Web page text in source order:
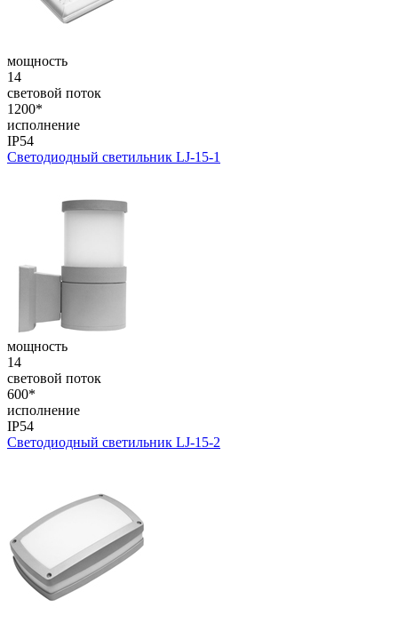
мощность
14
световой поток
1200*
исполнение
IP54
Светодиодный светильник LJ-15-1
мощность
14
световой поток
600*
исполнение
IP54
Светодиодный светильник LJ-15-2